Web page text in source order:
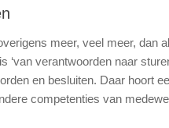
meer, veel meer, dan
‘van verantwoorden naar
en besluiten. Daar hoort
competenties van